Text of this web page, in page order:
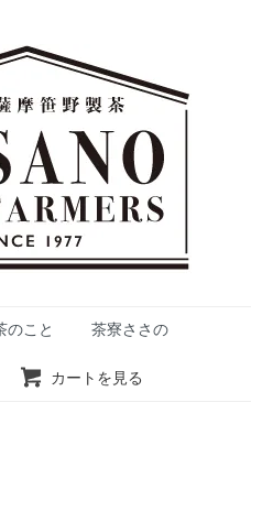
のこと 茶寮ささの
カートを見る